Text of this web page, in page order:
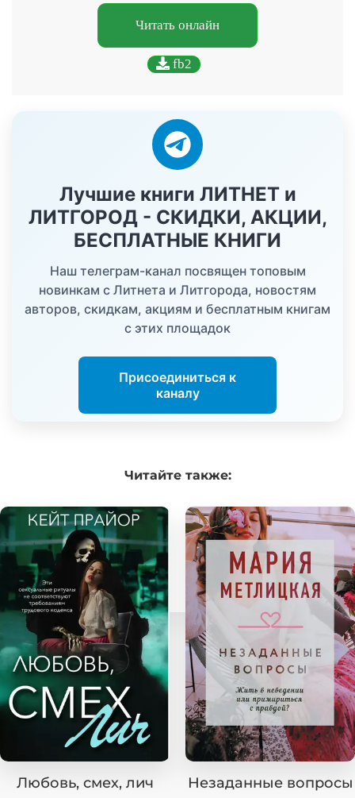
Читать онлайн
fb2
Лучшие книги ЛИТНЕТ и
ЛИТГОРОД - СКИДКИ, АКЦИИ,
БЕСПЛАТНЫЕ КНИГИ
Наш телеграм-канал посвящен топовым
новинкам с Литнета и Литгорода, новостям
авторов, скидкам, акциям и бесплатным книгам
с этих площадок
Присоединиться к
каналу
Читайтетакже:
Любовь, смех, лич Незаданные вопросы